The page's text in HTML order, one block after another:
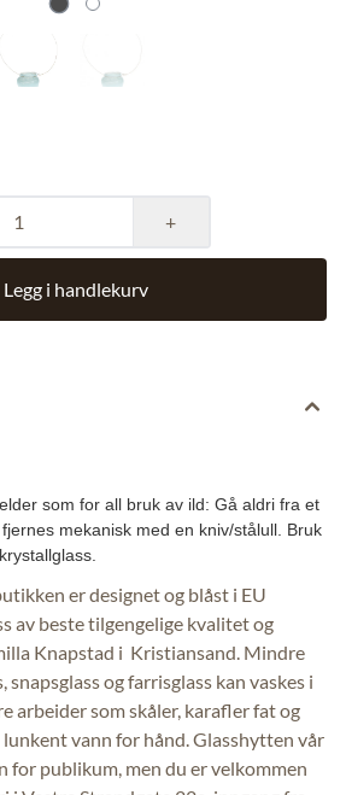
+
Legg i handlekurv
som for all bruk av ild: Gå aldri fra et
mekanisk med en kniv/stålull. Bruk
er designet og blåst i EU
av beste tilgengelige kvalitet og
Knapstad i Kristiansand. Mindre
snapsglass og farrisglass kan vaskes i
arbeider som skåler, karafler fat og
lunkent vann for hånd. Glasshytten vår
for publikum, men du er velkommen